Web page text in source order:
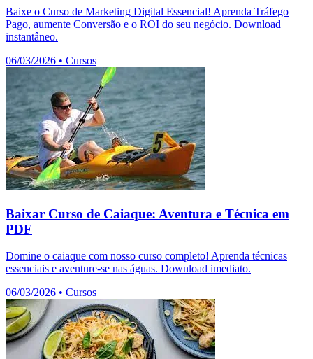
Baixe o Curso de Marketing Digital Essencial! Aprenda Tráfego
Pago, aumente Conversão e o ROI do seu negócio. Download
instantâneo.
06/03/2026 • Cursos
Baixar Curso de Caiaque: Aventura e Técnica em
PDF
Domine o caiaque com nosso curso completo! Aprenda técnicas
essenciais e aventure-se nas águas. Download imediato.
06/03/2026 • Cursos